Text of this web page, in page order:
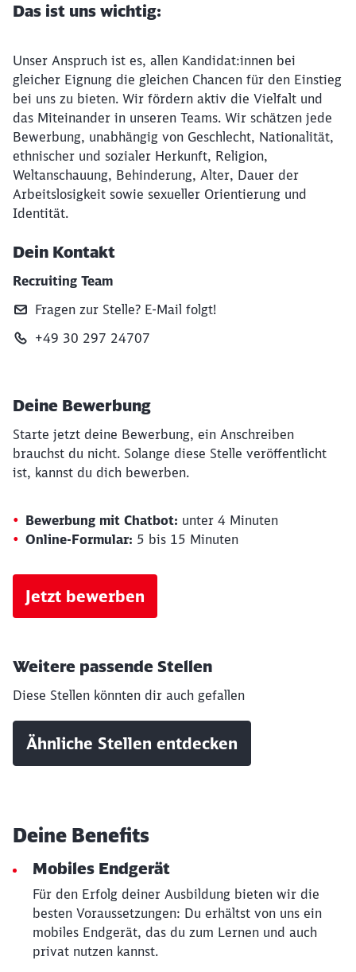
Das ist uns wichtig:
Unser Anspruch ist es, allen Kandidat:innen bei
gleicher Eignung die gleichen Chancen für den Einstieg
bei uns zu bieten. Wir fördern aktiv die Vielfalt und
das Miteinander in unseren Teams. Wir schätzen jede
Bewerbung, unabhängig von Geschlecht, Nationalität,
ethnischer und sozialer Herkunft, Religion,
Weltanschauung, Behinderung, Alter, Dauer der
Arbeitslosigkeit sowie sexueller Orientierung und
Identität.
Dein Kontakt
Recruiting Team
Fragen zur Stelle? E‑Mail folgt!
+49 30 297 24707
Deine Bewerbung
Starte jetzt deine Bewerbung, ein Anschreiben
brauchst du nicht. Solange diese Stelle veröffentlicht
ist, kannst du dich bewerben.
Bewerbung mit Chatbot: unter 4 Minuten
Online-Formular: 5 bis 15 Minuten
Jetzt bewerben
Weitere passende Stellen
Diese Stellen könnten dir auch gefallen
Ähnliche Stellen entdecken
Deine Benefits
Mobiles Endgerät
Für den Erfolg deiner Ausbildung bieten wir die
besten Voraussetzungen: Du erhältst von uns ein
mobiles Endgerät, das du zum Lernen und auch
privat nutzen kannst.